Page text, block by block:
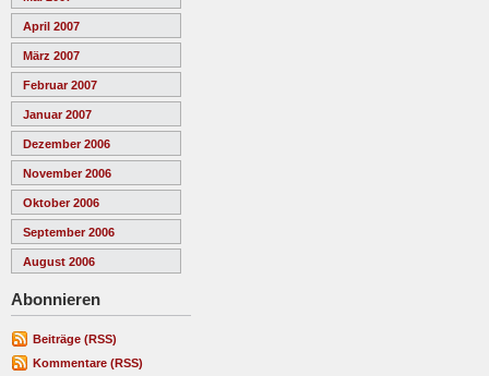
April 2007
März 2007
Februar 2007
Januar 2007
Dezember 2006
November 2006
Oktober 2006
September 2006
August 2006
Abonnieren
Beiträge (RSS)
Kommentare (RSS)